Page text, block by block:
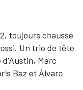
toujours chaussé
. Un trio de tête
Marc
Baz et Álvaro